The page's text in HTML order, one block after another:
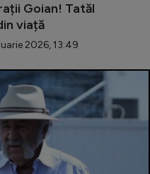
Goian! Tatăl
viață
2026, 13:49